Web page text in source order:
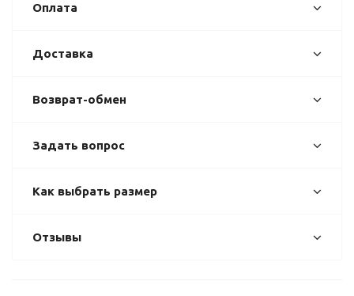
Оплата
Доставка
Возврат-обмен
Задать вопрос
Как выбрать размер
Отзывы